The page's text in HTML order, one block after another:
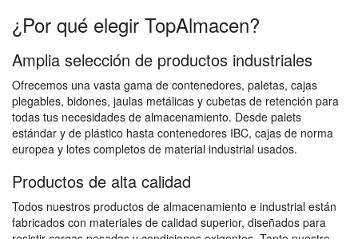
¿Por qué elegir TopAlmacen?
Amplia selección de productos industriales
Ofrecemos una vasta gama de contenedores, paletas, cajas
plegables, bidones, jaulas metálicas y cubetas de retención para
todas tus necesidades de almacenamiento. Desde palets
estándar y de plástico hasta contenedores IBC, cajas de norma
europea y lotes completos de material industrial usados.
Productos de alta calidad
Todos nuestros productos de almacenamiento e industrial están
fabricados con materiales de calidad superior, diseñados para